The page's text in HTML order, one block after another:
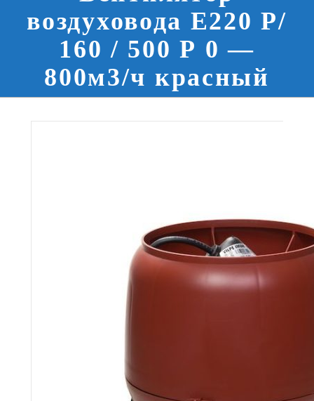
воздуховода E220 Р/
160 / 500 Р 0 —
800м3/ч красный